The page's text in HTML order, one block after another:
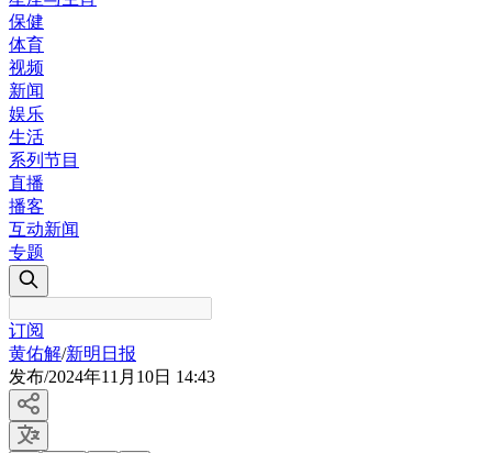
保健
体育
视频
新闻
娱乐
生活
系列节目
直播
播客
互动新闻
专题
订阅
黄佑解/新明日报
发布/2024年11月10日 14:43